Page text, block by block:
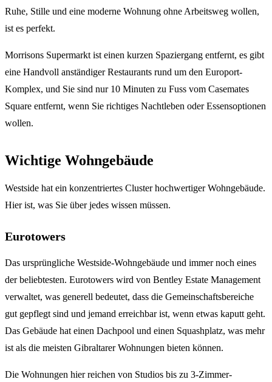
Ruhe, Stille und eine moderne Wohnung ohne Arbeitsweg wollen,
ist es perfekt.
Morrisons Supermarkt ist einen kurzen Spaziergang entfernt, es gibt
eine Handvoll anständiger Restaurants rund um den Europort-
Komplex, und Sie sind nur 10 Minuten zu Fuss vom Casemates
Square entfernt, wenn Sie richtiges Nachtleben oder Essensoptionen
wollen.
Wichtige Wohngebäude
Westside hat ein konzentriertes Cluster hochwertiger Wohngebäude.
Hier ist, was Sie über jedes wissen müssen.
Eurotowers
Das ursprüngliche Westside-Wohngebäude und immer noch eines
der beliebtesten. Eurotowers wird von Bentley Estate Management
verwaltet, was generell bedeutet, dass die Gemeinschaftsbereiche
gut gepflegt sind und jemand erreichbar ist, wenn etwas kaputt geht.
Das Gebäude hat einen Dachpool und einen Squashplatz, was mehr
ist als die meisten Gibraltarer Wohnungen bieten können.
Die Wohnungen hier reichen von Studios bis zu 3-Zimmer-